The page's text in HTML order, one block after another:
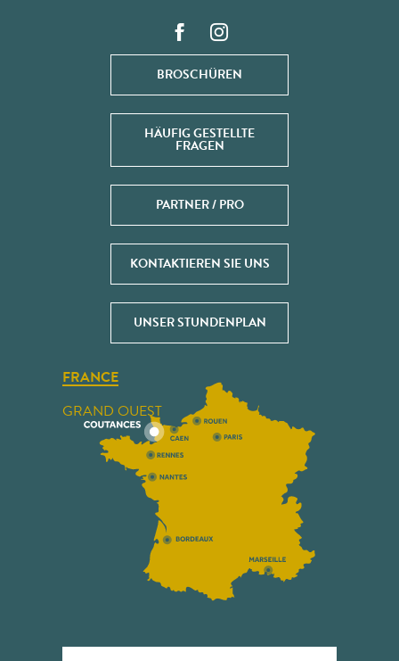
BROSCHÜREN
HÄUFIG GESTELLTE
FRAGEN
PARTNER / PRO
KONTAKTIEREN SIE UNS
UNSER STUNDENPLAN
FRANCE
GRAND OUEST